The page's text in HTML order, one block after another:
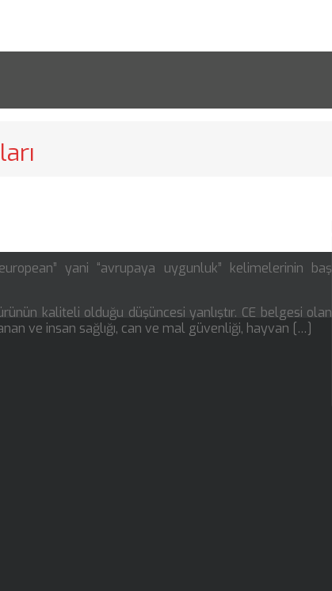
yani “avrupaya uygunluk” kelimelerinin baş
kaliteli olduğu düşüncesi yanlıştır. CE belgesi olan
ve insan sağlığı, can ve mal güvenliği, hayvan […]